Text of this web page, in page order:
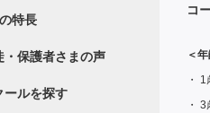
特長
・保護者さまの声
ールを探す
コ
＜
1
3